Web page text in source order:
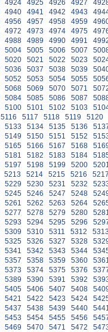
4924 4925 4926 4927
4940 4941 4942 4943
4956 4957 4958 4959
4972 4973 4974 4975
4988 4989 4990 4991
5004 5005 5006 5007
5020 5021 5022 5023
5036 5037 5038 5039
5052 5053 5054 5055
5068 5069 5070 5071
5084 5085 5086 5087
5100 5101 5102 5103
5116 5117 5118 5119
5120
5133 5134 5135 5136
5149 5150 5151 5152
5165 5166 5167 5168
5181 5182 5183 5184
5197 5198 5199 5200
5213 5214 5215 5216
5229 5230 5231 5232
5245 5246 5247 5248
5261 5262 5263 5264
5277 5278 5279 5280
5293 5294 5295 5296
5309 5310 5311 5312
5325 5326 5327 5328
5341 5342 5343 5344
5357 5358 5359 5360
5373 5374 5375 5376
5389 5390 5391 5392
5405 5406 5407 5408
5421 5422 5423 5424
5437 5438 5439 5440
5453 5454 5455 5456
5469 5470 5471 5472